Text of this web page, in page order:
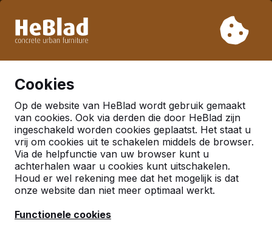
week 33. Houdt u daarom rekening met langere levertijden.
Cookies
Op de website van HeBlad wordt gebruik gemaakt
van cookies. Ook via derden die door HeBlad zijn
ingeschakeld worden cookies geplaatst. Het staat u
vrij om cookies uit te schakelen middels de browser.
Via de helpfunctie van uw browser kunt u
achterhalen waar u cookies kunt uitschakelen.
Houd er wel rekening mee dat het mogelijk is dat
onze website dan niet meer optimaal werkt.
Functionele cookies
Al meer dan 30.000 producten verkocht
Nederland
Referenties in:Den bosch